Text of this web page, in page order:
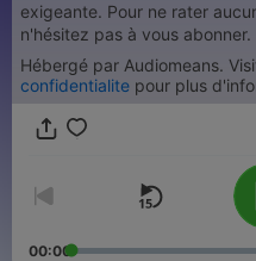
exigeante. Pour ne rater aucun épisode d'Esprits Libres,
n'hésitez pas à vous abonner.
Hébergé par Audiomeans.
confidentialite pour plus
00:00